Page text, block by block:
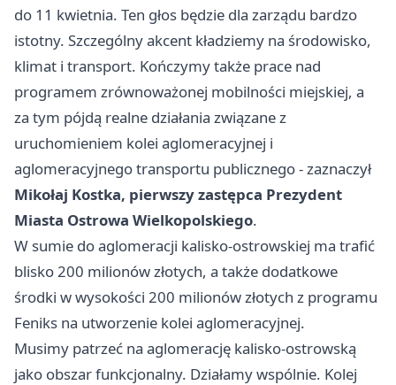
do 11 kwietnia. Ten głos będzie dla zarządu bardzo
istotny. Szczególny akcent kładziemy na środowisko,
klimat i transport. Kończymy także prace nad
programem zrównoważonej mobilności miejskiej, a
za tym pójdą realne działania związane z
uruchomieniem kolei aglomeracyjnej i
aglomeracyjnego transportu publicznego - zaznaczył
Mikołaj Kostka, pierwszy zastępca Prezydent
Miasta Ostrowa Wielkopolskiego.
W sumie do aglomeracji kalisko-ostrowskiej ma trafić
blisko 200 milionów złotych, a także dodatkowe
środki w wysokości 200 milionów złotych z programu
Feniks na utworzenie kolei aglomeracyjnej.
Musimy patrzeć na aglomerację kalisko-ostrowską
jako obszar funkcjonalny. Działamy wspólnie. Kolej